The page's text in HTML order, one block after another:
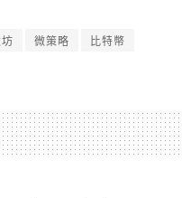
微策略 比特幣